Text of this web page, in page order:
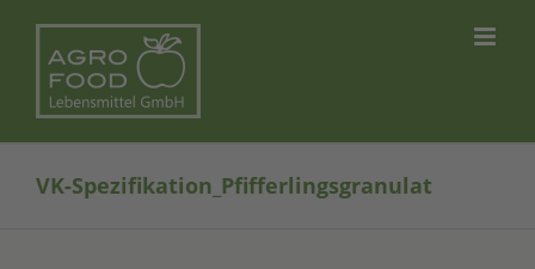
content
VK-Spezifikation_Pfifferlingsgranulat